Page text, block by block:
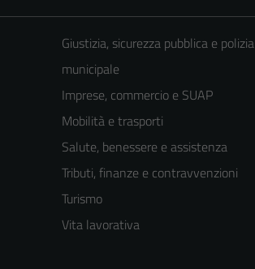
Giustizia, sicurezza pubblica e polizia
municipale
Imprese, commercio e SUAP
Mobilità e trasporti
Salute, benessere e assistenza
Tributi, finanze e contravvenzioni
Turismo
Vita lavorativa